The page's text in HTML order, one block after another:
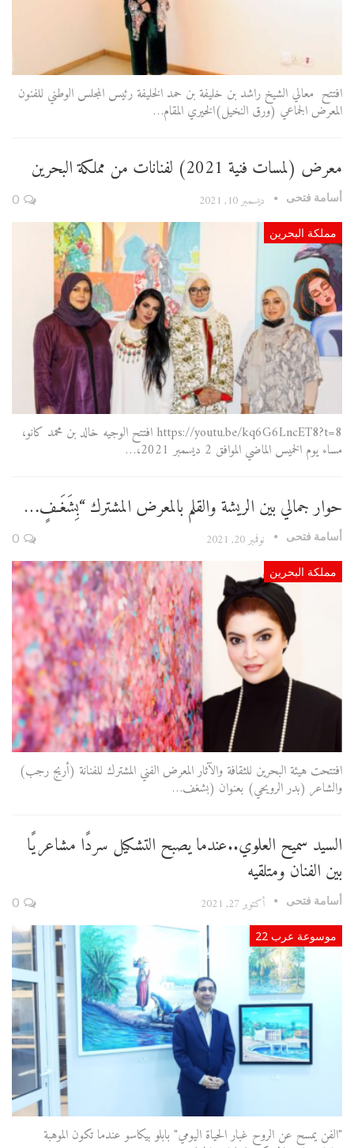
افتتح معالي الشيخ راشد بن خليفة بن حمد الخليفة رئيس المجلس الوطني للفنون
المعرض الجماعي (ورق النخيل)الخيري المقام…
معرض (لمسات فنية 2021) لفنانات من مملكة البحرين
أسامة فتحى ديسمبر 10, 2021
مملكة البحرين
https://youtu.be/kq6G6LncET8?t=8 افتتح الوجيه خالد بن محمد كانو،
مساء يوم الخميس الماضي الموافق 2 ديسمبر 2021،…
حوار جمالي بين الريشة والقلم بالمعرض المشترك “بِشَغَـفٍ…
أسامة فتحى نوفمبر 20, 2021
مملكة البحرين
افتتحت هيئة البحرين للثقافة والآثار المعرض الفني المشترك للفنانة (أريج رجب)
والشاعر (بدر الرويحي) بعنوان (بشغف…
السيد سميح العلوي..عندما يصبح التشكيل سردًا مشاعريًا
بين الفنان ومتلقيه
أسامة فتحى أكتوبر 27, 2021
موسوعة عرب 22
"الفن يمسح عن الروح غبار الحياة اليومي" بابلو بيكاسو عندما تكون الموهبة